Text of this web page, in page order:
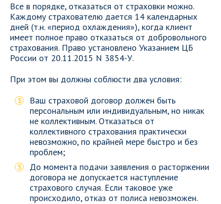
Все в порядке, отказаться от страховки можно.
Каждому страхователю дается 14 календарных
дней (т.н. «период охлаждения»), когда клиент
имеет полное право отказаться от добровольного
страхования. Право установлено Указанием ЦБ
России от 20.11.2015 N 3854-У.
При этом вы должны соблюсти два условия:
Ваш страховой договор должен быть
персональным или индивидуальным, но никак
не коллективным. Отказаться от
коллективного страхования практически
невозможно, по крайней мере быстро и без
проблем;
До момента подачи заявления о расторжении
договора не допускается наступление
страхового случая. Если таковое уже
происходило, отказ от полиса невозможен.